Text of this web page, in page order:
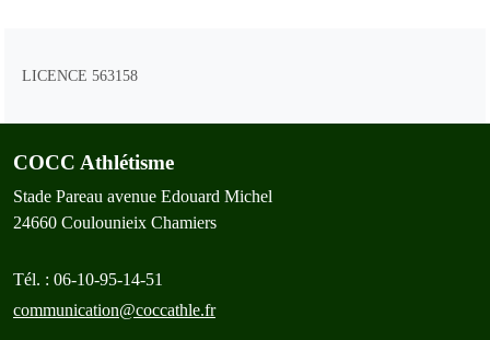
LICENCE 563158
COCC Athlétisme
Stade Pareau avenue Edouard Michel
24660 Coulounieix Chamiers
Tél. : 06-10-95-14-51
communication@coccathle.fr